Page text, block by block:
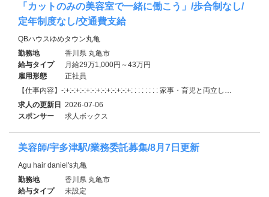
「カットのみの美容室で一緒に働こう」/歩合制なし/
定年制度なし/交通費支給
QBハウスゆめタウン丸亀
勤務地
香川県 丸亀市
給与タイプ
月給29万1,000円～43万円
雇用形態
正社員
【仕事内容】-:+:-:+:-:+:-:+:-:+:-:+:-:+: : : : : : : : 家事・育児と両立し…
求人の更新日 2026-07-06
スポンサー
求人ボックス
美容師/宇多津駅/業務委託募集/8月7日更新
Agu hair daniel's丸亀
勤務地
香川県 丸亀市
給与タイプ
未設定